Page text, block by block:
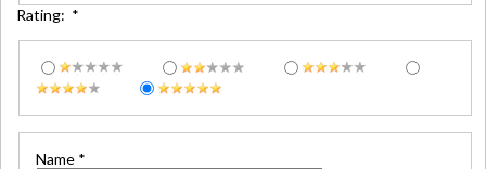
Rating: *
Name *